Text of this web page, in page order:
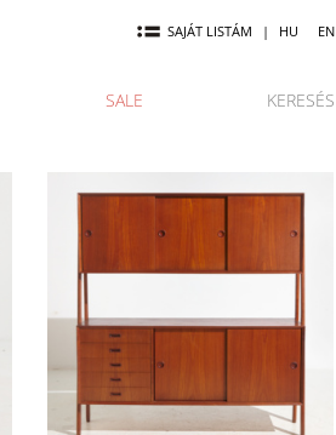
SAJÁT LISTÁM | HU EN
SALE KERESÉS